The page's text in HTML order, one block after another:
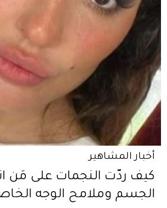
أخبار المشاهير
كيف ردّت النجمات على مَن
الجسم وملامح الوجه